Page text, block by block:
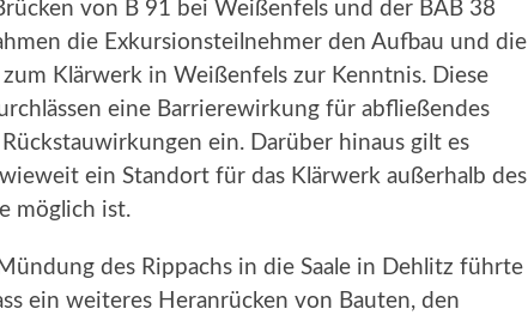
von B 91 bei Weißenfels und der BAB 38
die Exkursionsteilnehmer den Aufbau und die
Klärwerk in Weißenfels zur Kenntnis. Diese
eine Barrierewirkung für abfließendes
ein. Darüber hinaus gilt es
ein Standort für das Klärwerk außerhalb des
möglich ist.
des Rippachs in die Saale in Dehlitz führte
ein weiteres Heranrücken von Bauten, den